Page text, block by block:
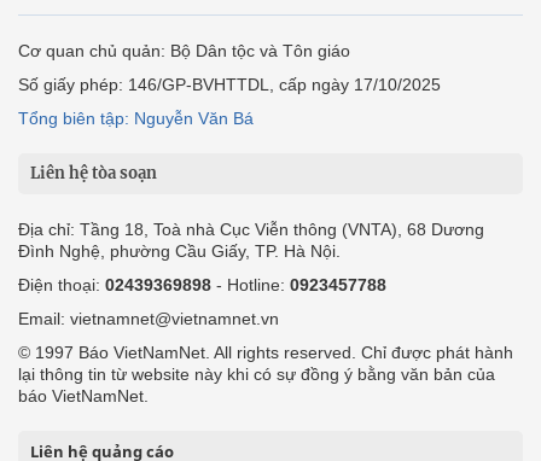
Cơ quan chủ quản: Bộ Dân tộc và Tôn giáo
Số giấy phép: 146/GP-BVHTTDL, cấp ngày 17/10/2025
Tổng biên tập: Nguyễn Văn Bá
Liên hệ tòa soạn
Địa chỉ: Tầng 18, Toà nhà Cục Viễn thông (VNTA), 68 Dương
Đình Nghệ, phường Cầu Giấy, TP. Hà Nội.
Điện thoại: 02439369898 - Hotline: 0923457788
Email: vietnamnet@vietnamnet.vn
© 1997 Báo VietNamNet. All rights reserved. Chỉ được phát hành
lại thông tin từ website này khi có sự đồng ý bằng văn bản của
báo VietNamNet.
Liên hệ quảng cáo